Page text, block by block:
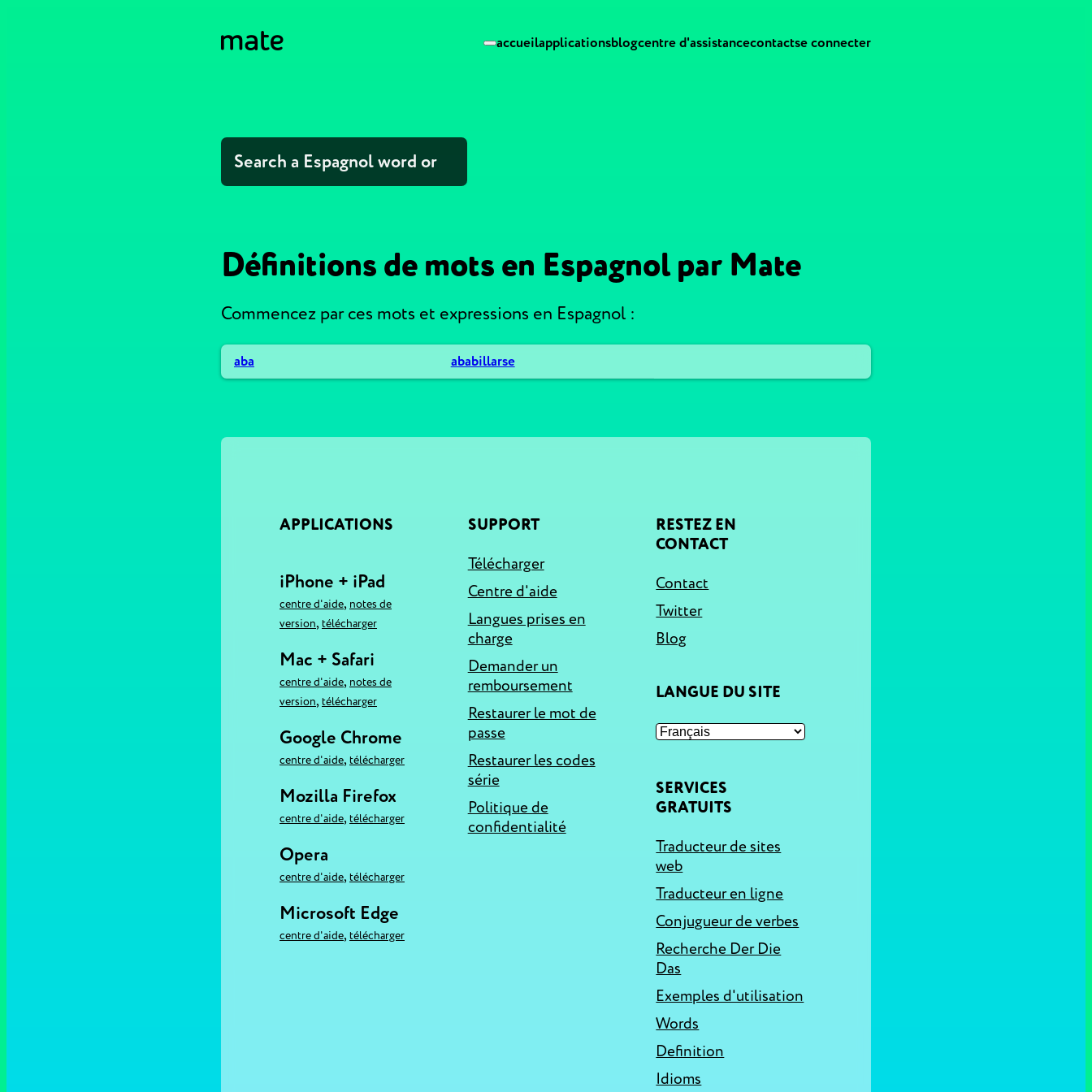
accueilapplicationsblogcentre d'assistancecontactse connecter
Définitions de mots en Espagnol par Mate
Commencez par ces mots et expressions en Espagnol :
aba ababillarse
APPLICATIONS
iPhone + iPad
centre d'aide, notes de
version, télécharger
Mac + Safari
centre d'aide, notes de
version, télécharger
Google Chrome
centre d'aide, télécharger
Mozilla Firefox
centre d'aide, télécharger
Opera
centre d'aide, télécharger
Microsoft Edge
centre d'aide, télécharger
SUPPORT
Télécharger
Centre d'aide
Langues prises en
charge
Demander un
remboursement
Restaurer le mot de
passe
Restaurer les codes
série
Politique de
confidentialité
RESTEZ EN
CONTACT
Contact
Twitter
Blog
LANGUE DU SITE
SERVICES
GRATUITS
Traducteur de sites
web
Traducteur en ligne
Conjugueur de verbes
Recherche Der Die
Das
Exemples d'utilisation
Words
Definition
Idioms